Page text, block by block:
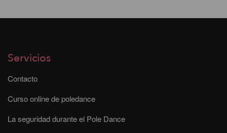
Servicios
Contacto
Curso online de poledance
La seguridad durante el Pole Dance